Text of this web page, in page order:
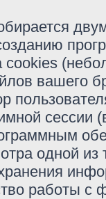
cookies
вашего
сессии
одной
работы с